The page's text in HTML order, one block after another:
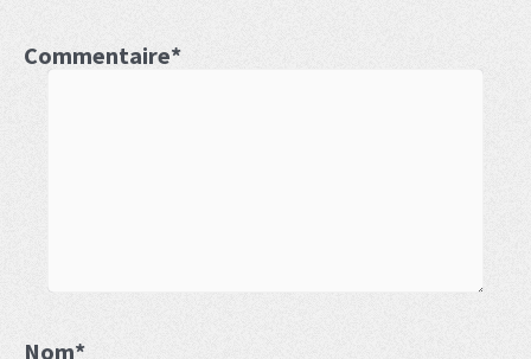
Commentaire*
Nom*